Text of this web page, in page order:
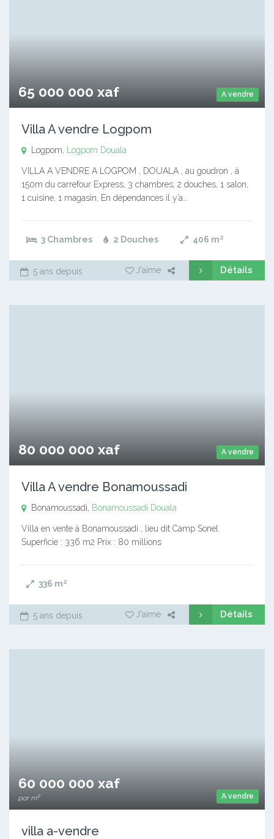
A vendre
65 000 000 xaf
Villa A vendre Logpom
Logpom, Logpom Douala
VILLA A VENDRE A LOGPOM , DOUALA , au goudron , à
150m du carrefour Express, 3 chambres, 2 douches, 1 salon,
1 cuisine, 1 magasin, En dépendances il y’a…
3 Chambres 2 Douches 406 m²
5 ans depuis J'aime Détails
A vendre
80 000 000 xaf
Villa A vendre Bonamoussadi
Bonamoussadi, Bonamoussadi Douala
Villa en vente à Bonamoussadi , lieu dit Camp Sonel
Superficie : 336 m2 Prix : 80 millions
336 m²
5 ans depuis J'aime Détails
A vendre
60 000 000 xaf
par m²
villa a-vendre